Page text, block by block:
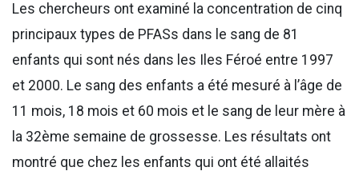
Les chercheurs ont examiné la concentration de cinq
principaux types de PFASs dans le sang de 81
enfants qui sont nés dans les Iles Féroé entre 1997
et 2000. Le sang des enfants a été mesuré à l’âge de
11 mois, 18 mois et 60 mois et le sang de leur mère à
la 32ème semaine de grossesse. Les résultats ont
montré que chez les enfants qui ont été allaités